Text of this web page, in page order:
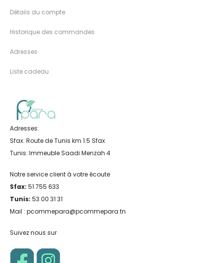
Détails du compte
Historique des commandes
Adresses
Liste cadeau
Adresses:
Sfax: Route de Tunis km 1.5 Sfax
Tunis: Immeuble Saadi Menzah 4
Notre service client à votre écoute
Sfax: 51 755 633
Tunis: 53 00 31 31
Mail : pcommepara@pcommepara.tn
Suivez nous sur